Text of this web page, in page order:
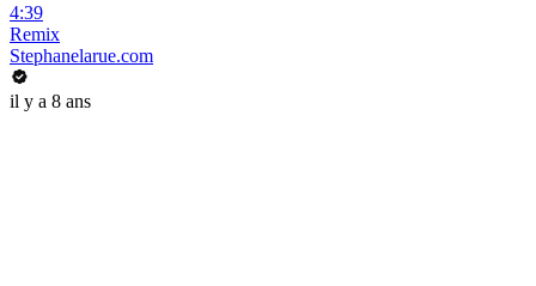
4:39
Remix
Stephanelarue.com
il y a 8 ans